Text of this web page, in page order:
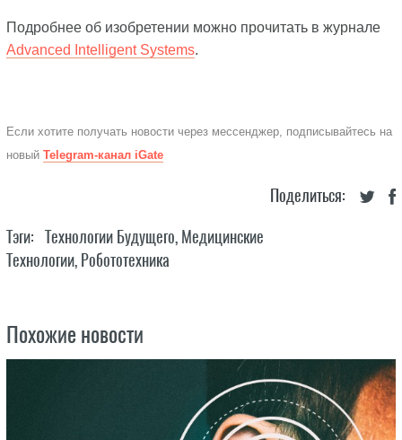
Подробнее об изобретении можно прочитать в журнале
Advanced Intelligent Systems.
Если хотите получать новости через мессенджер, подписывайтесь на
новый Telegram-канал iGate
Поделиться:
Тэги: Технологии Будущего, Медицинские
Технологии, Робототехника
Похожие новости